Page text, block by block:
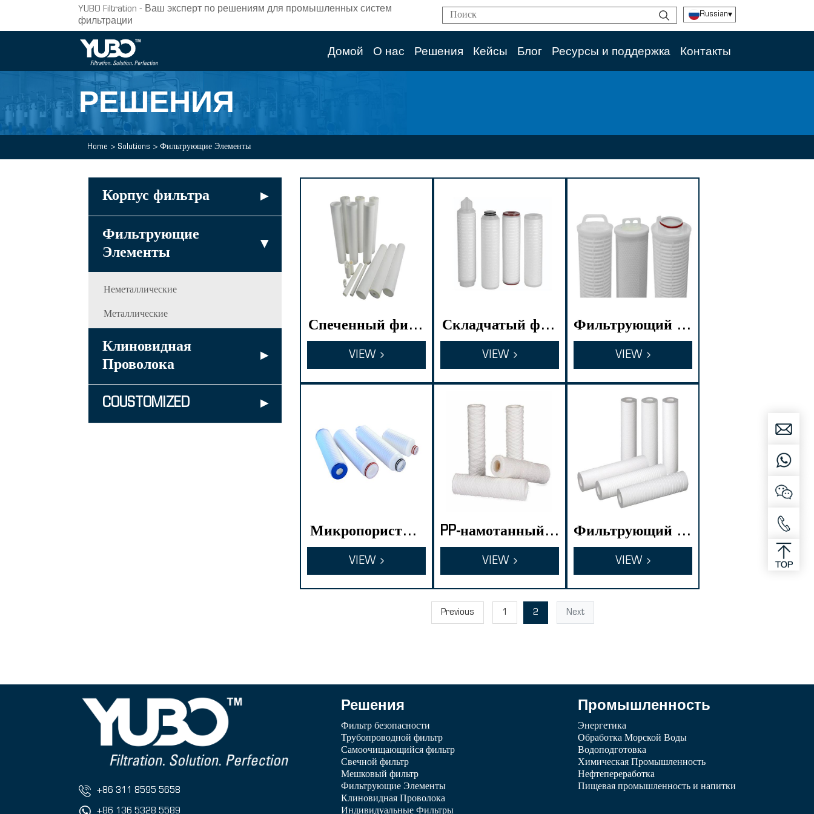
YUBO Filtration - Ваш эксперт по решениям для промышленных систем
фильтрации
Russian▾
Домой О нас Решения Кейсы Блог Ресурсы и поддержка Контакты
РЕШЕНИЯ
Home > Solutions > Фильтрующие Элементы
Корпус фильтра ▸
Фильтрующие
Элементы
▸
Неметаллические
Металлические
Клиновидная
Проволока
▸
COUSTOMIZED ▸
Спеченный филь
трующий элемен
т из полиамида
VIEW
Складчатый фил
ьтрующий картр
идж из PTFE
VIEW
Фильтрующий ка
ртридж с высоко
й пропускной спо
собностью
VIEW
Микропористый
гофрированный
фильтрующий ка
ртридж из полип
VIEW
PP-намотанный ф
ильтрующий кар
тридж
VIEW
Фильтрующий ка
ртридж PP Meltblo
wn
VIEW
Previous 1 2 Next
+86 311 8595 5658
+86 136 5328 5589
Решения
Фильтр безопасности
Трубопроводной фильтр
Самоочищающийся фильтр
Свечной фильтр
Мешковый фильтр
Фильтрующие Элементы
Клиновидная Проволока
Индивидуальные Фильтры
Промышленность
Энергетика
Обработка Морской Воды
Водоподготовка
Химическая Промышленность
Нефтепереработка
Пищевая промышленность и напитки